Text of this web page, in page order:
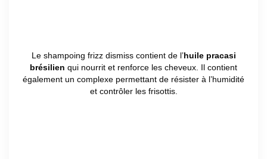
Le shampoing frizz dismiss contient de l’huile pracasi
brésilien qui nourrit et renforce les cheveux. Il contient
également un complexe permettant de résister à l’humidité
et contrôler les frisottis.